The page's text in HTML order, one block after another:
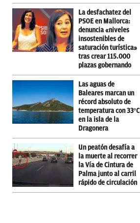
La desfachatez del
PSOE en Mallorca:
denuncia «niveles
insostenibles de
saturación turística»
tras crear 115.000
plazas gobernando
Las aguas de
Baleares marcan un
récord absoluto de
temperatura con 33ºC
en la isla de la
Dragonera
Un peatón desafía a
la muerte al recorrer
la Vía de Cintura de
Palma junto al carril
rápido de circulación